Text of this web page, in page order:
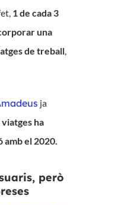
1 de cada 3
una
de treball,
ja
ha
el 2020.
però